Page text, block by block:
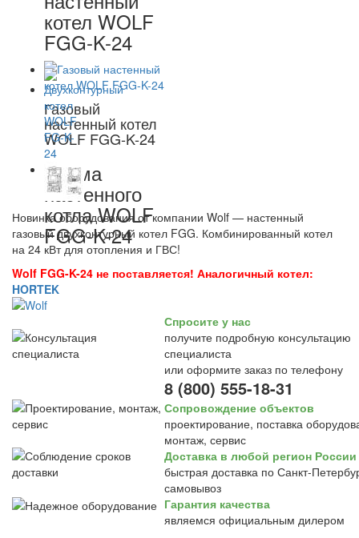
котел WOLF
FGG-K-24
Газовый
настенный котел
WOLF FGG-K-24
Схема
настенного
котла WOLF
FGG-K-24
Новинка оборудования от компании Wolf — настенный
газовый двухконтурный котел FGG. Комбинированный котел
на 24 кВт для отопления и ГВС!
Wolf FGG-K-24 не поставляется! Аналогичный котел:
HORTEK
Спросите у нас
получите подробную консультацию
специалиста
или оформите заказ по телефону
8 (800) 555-18-31
Сопровождение объектов
проектирование, поставка
монтаж, сервис
Доставка в любой регион России
быстрая доставка по Санкт-
самовывоз
Гарантия качества
являемся официальным дилером